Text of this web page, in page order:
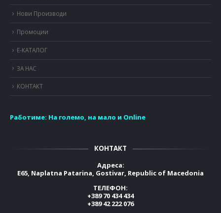
Нови Производи
Промоции
Е-КАТАЛОГ
ЗА НАС
КОНТАКТ
Работиме: На големо, на мало и Online
КОНТАКТ
Адреса:
E65, Naplatna Patarina, Gostivar, Republic of Macedonia
ТЕЛЕФОН:
+389 70 434 434
+389 42 222 076